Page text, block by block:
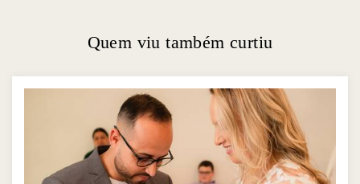
Quem viu também curtiu